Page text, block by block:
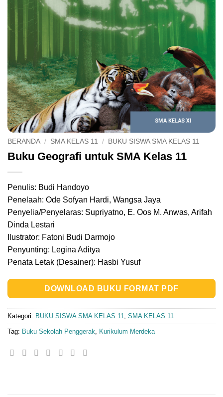
BERANDA / SMA KELAS 11 / BUKU SISWA SMA KELAS 11
Buku Geografi untuk SMA Kelas 11
Penulis: Budi Handoyo
Penelaah: Ode Sofyan Hardi, Wangsa Jaya
Penyelia/Penyelaras: Supriyatno, E. Oos M. Anwas, Arifah
Dinda Lestari
Ilustrator: Fatoni Budi Darmojo
Penyunting: Legina Aditya
Penata Letak (Desainer): Hasbi Yusuf
DOWNLOAD BUKU FORMAT PDF
Kategori: BUKU SISWA SMA KELAS 11, SMA KELAS 11
Tag: Buku Sekolah Penggerak, Kurikulum Merdeka